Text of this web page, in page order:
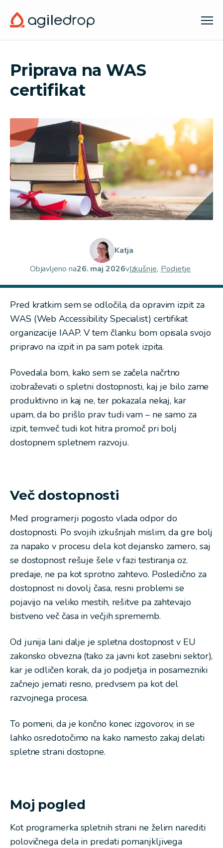
Priprava na WAS
certifikat
Katja
Objavljeno na26. maj 2026vIzkušnje, Podjetje
Pred kratkim sem se odločila, da opravim izpit za
WAS (Web Accessibility Specialist) certifikat
organizacije IAAP. V tem članku bom opisala svojo
pripravo na izpit in pa sam potek izpita.
Povedala bom, kako sem se začela načrtno
izobraževati o spletni dostopnosti, kaj je bilo zame
produktivno in kaj ne, ter pokazala nekaj, kar
upam, da bo prišlo prav tudi vam – ne samo za
izpit, temveč tudi kot hitra promoč pri bolj
dostopnem spletnem razvoju.
Več dostopnosti
Med programerji pogosto vlada odpor do
dostopnosti. Po svojih izkušnjah mislim, da gre bolj
za napako v procesu dela kot dejansko zamero, saj
se dostopnost rešuje šele v fazi testiranja oz.
predaje, ne pa kot sprotno zahtevo. Posledično za
dostopnost ni dovolj časa, resni problemi se
pojavijo na veliko mestih, rešitve pa zahtevajo
bistveno več časa in večjih sprememb.
Od junija lani dalje je spletna dostopnost v EU
zakonsko obvezna (tako za javni kot zasebni sektor),
kar je odličen korak, da jo podjetja in posamezniki
začnejo jemati resno, predvsem pa kot del
razvojnega procesa.
To pomeni, da je končno konec izgovorov, in se
lahko osredotočimo na kakonamesto zakaj delati
spletne strani dostopne.
Moj pogled
Kot programerka spletnih strani ne želim narediti
polovičnega dela in predati pomanjkljivega